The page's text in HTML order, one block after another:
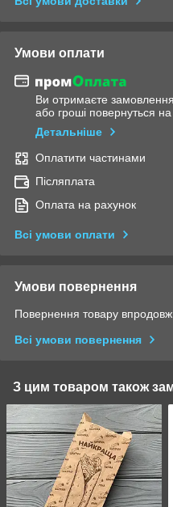
Умови оплати
Ви отримаєте замовлення
або гроші повернуться
Детальніше
Оплатити частинами
Післяплата
Оплата на рахунок
Всі умови оплати
Умови повернення
Повернення товару
Всі умови повернення
З цим товаром також